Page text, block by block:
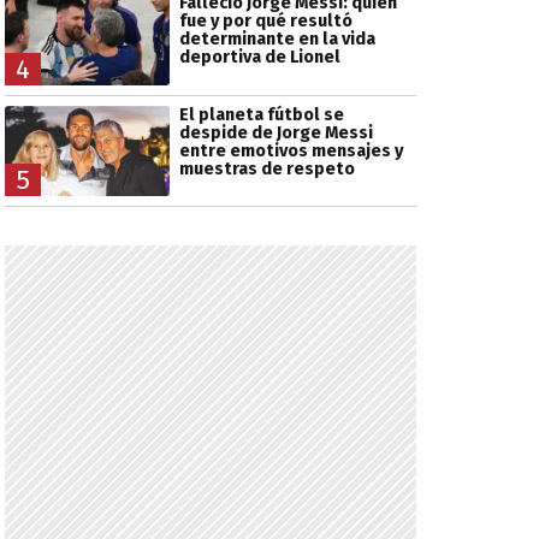
4
fue y por qué resultó
determinante en la vida
deportiva de Lionel
5
El planeta fútbol se
despide de Jorge Messi
entre emotivos mensajes y
muestras de respeto